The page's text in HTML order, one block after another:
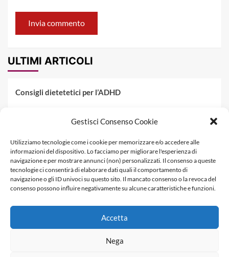
Gestisci Consenso Cookie
Utilizziamo tecnologie come i cookie per memorizzare e/o accedere alle
informazioni del dispositivo. Lo facciamo per migliorare l'esperienza di
navigazione e per mostrare annunci (non) personalizzati. Il consenso a queste
tecnologie ci consentirà di elaborare dati quali il comportamento di
navigazione o gli ID univoci su questo sito. Il mancato consenso o la revoca del
consenso possono influire negativamente su alcune caratteristiche e funzioni.
Accetta
Nega
ULTIMI ARTICOLI
Consigli dietetetici per l’ADHD
Fenilchetonuria
Dieta militare: come funziona, opinioni e schema tipo per
dimagrire in 3 giorni
Informativa Privacy